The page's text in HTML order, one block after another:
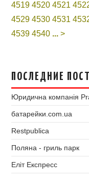
4519 4520 4521
4529 4530 4531
4539 4540 ... >
ПОСЛЕДНИЕ
Юридична компанія
батарейки.com.ua
Restpublica
Поляна - гриль парк
Еліт Експресс